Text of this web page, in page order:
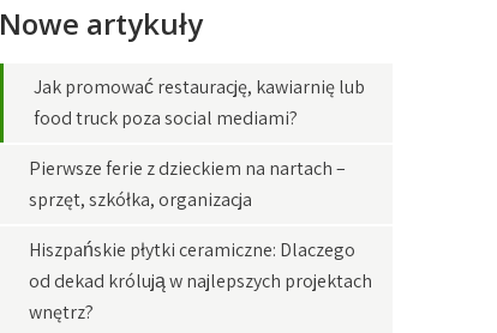
Nowe artykuły
Jak promować restaurację, kawiarnię lub
food truck poza social mediami?
Pierwsze ferie z dzieckiem na nartach –
sprzęt, szkółka, organizacja
Hiszpańskie płytki ceramiczne: Dlaczego
od dekad królują w najlepszych projektach
wnętrz?